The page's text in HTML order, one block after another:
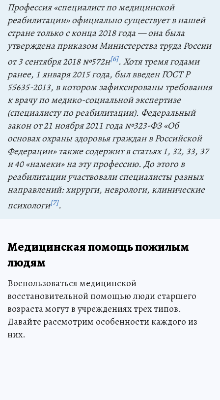
Профессия «специалист по медицинской
реабилитации» официально существует в нашей
стране только с конца 2018 года — она была
утверждена приказом Министерства труда России
от 3 сентября 2018 №572н[6]. Хотя тремя годами
ранее, 1 января 2015 года, был введен ГОСТ Р
55635-2013, в котором зафиксированы требования
к врачу по медико-социальной экспертизе
(специалисту по реабилитации). Федеральный
закон от 21 ноября 2011 года №323-ФЗ «Об
основах охраны здоровья граждан в Российской
Федерации» также содержит в статьях 1, 32, 33, 37
и 40 «намеки» на эту профессию. До этого в
реабилитации участвовали специалисты разных
направлений: хирурги, неврологи, клинические
психологи[7].
Медицинская помощь пожилым
людям
Воспользоваться медицинской
восстановительной помощью люди старшего
возраста могут в учреждениях трех типов.
Давайте рассмотрим особенности каждого из
них.